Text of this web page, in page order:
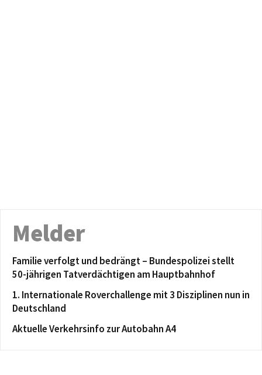
Melder
Familie verfolgt und bedrängt – Bundespolizei stellt
50-jährigen Tatverdächtigen am Hauptbahnhof
1. Internationale Roverchallenge mit 3 Disziplinen nun in
Deutschland
Aktuelle Verkehrsinfo zur Autobahn A4